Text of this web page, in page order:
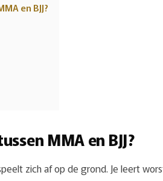
en BJJ?
MMA en BJJ?
zich af op de grond. Je leert